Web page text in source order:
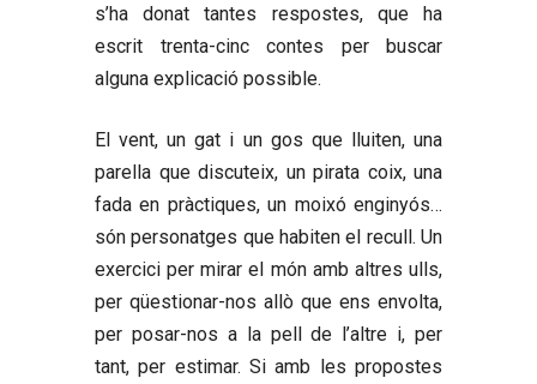
s’ha donat tantes respostes, que ha
escrit trenta-cinc contes per buscar
alguna explicació possible.
El vent, un gat i un gos que lluiten, una
parella que discuteix, un pirata coix, una
fada en pràctiques, un moixó enginyós…
són personatges que habiten el recull. Un
exercici per mirar el món amb altres ulls,
per qüestionar-nos allò que ens envolta,
per posar-nos a la pell de l’altre i, per
tant, per estimar. Si amb les propostes